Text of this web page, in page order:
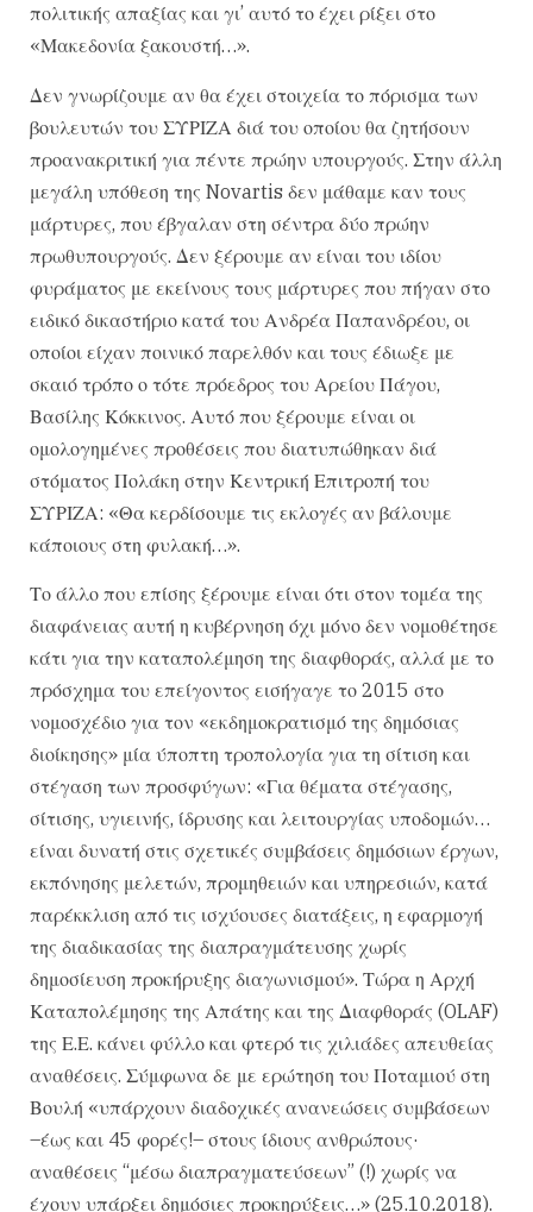
πολιτικής απαξίας και γι’ αυτό το έχει ρίξει στο
«Μακεδονία ξακουστή…».
Δεν γνωρίζουμε αν θα έχει στοιχεία το πόρισμα των
βουλευτών του ΣΥΡΙΖΑ διά του οποίου θα ζητήσουν
προανακριτική για πέντε πρώην υπουργούς. Στην άλλη
μεγάλη υπόθεση της Novartis δεν μάθαμε καν τους
μάρτυρες, που έβγαλαν στη σέντρα δύο πρώην
πρωθυπουργούς. Δεν ξέρουμε αν είναι του ιδίου
φυράματος με εκείνους τους μάρτυρες που πήγαν στο
ειδικό δικαστήριο κατά του Ανδρέα Παπανδρέου, οι
οποίοι είχαν ποινικό παρελθόν και τους έδιωξε με
σκαιό τρόπο ο τότε πρόεδρος του Αρείου Πάγου,
Βασίλης Κόκκινος. Αυτό που ξέρουμε είναι οι
ομολογημένες προθέσεις που διατυπώθηκαν διά
στόματος Πολάκη στην Κεντρική Επιτροπή του
ΣΥΡΙΖΑ: «Θα κερδίσουμε τις εκλογές αν βάλουμε
κάποιους στη φυλακή…».
Το άλλο που επίσης ξέρουμε είναι ότι στον τομέα της
διαφάνειας αυτή η κυβέρνηση όχι μόνο δεν νομοθέτησε
κάτι για την καταπολέμηση της διαφθοράς, αλλά με το
πρόσχημα του επείγοντος εισήγαγε το 2015 στο
νομοσχέδιο για τον «εκδημοκρατισμό της δημόσιας
διοίκησης» μία ύποπτη τροπολογία για τη σίτιση και
στέγαση των προσφύγων: «Για θέματα στέγασης,
σίτισης, υγιεινής, ίδρυσης και λειτουργίας υποδομών…
είναι δυνατή στις σχετικές συμβάσεις δημόσιων έργων,
εκπόνησης μελετών, προμηθειών και υπηρεσιών, κατά
παρέκκλιση από τις ισχύουσες διατάξεις, η εφαρμογή
της διαδικασίας της διαπραγμάτευσης χωρίς
δημοσίευση προκήρυξης διαγωνισμού». Τώρα η Αρχή
Καταπολέμησης της Απάτης και της Διαφθοράς (OLAF)
της Ε.Ε. κάνει φύλλο και φτερό τις χιλιάδες απευθείας
αναθέσεις. Σύμφωνα δε με ερώτηση του Ποταμιού στη
Βουλή «υπάρχουν διαδοχικές ανανεώσεις συμβάσεων
–έως και 45 φορές!– στους ίδιους ανθρώπους·
αναθέσεις “μέσω διαπραγματεύσεων” (!) χωρίς να
έχουν υπάρξει δημόσιες προκηρύξεις…» (25.10.2018).